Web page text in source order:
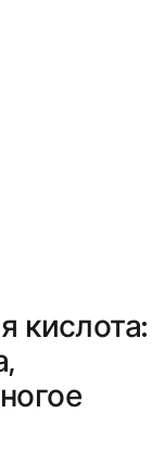
кислота: